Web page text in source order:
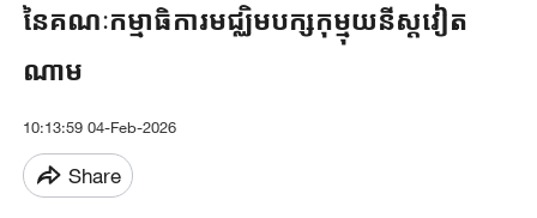
នៃ​គណៈកម្មាធិការ​មជ្ឈិម​បក្សកុម្មុយនីស្ត​វៀត​
ណាម​
10:13:59 04-Feb-2026
Share